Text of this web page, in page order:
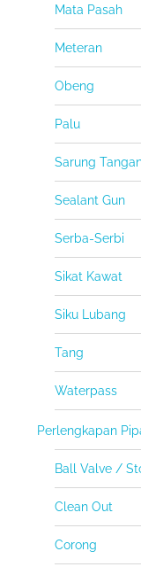
Mata Pasah
Meteran
Obeng
Palu
Sarung
Sealant Gun
Serba-Serbi
Sikat Kawat
Siku Lubang
Tang
Waterpass
Perlengkapan
Ball Valve /
Clean Out
Corong